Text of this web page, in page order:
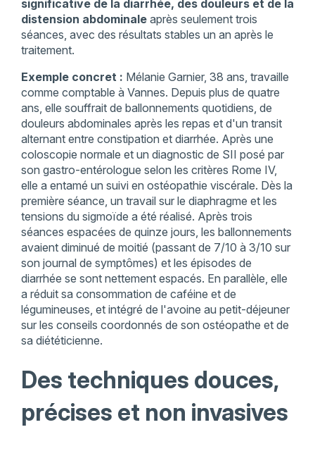
significative de la diarrhée, des douleurs et de la
distension abdominaleaprès seulement trois
séances, avec des résultats stables un an après le
traitement.
Exemple concret : Mélanie Garnier, 38 ans, travaille
comme comptable à Vannes. Depuis plus de quatre
ans, elle souffrait de ballonnements quotidiens, de
douleurs abdominales après les repas et d'un transit
alternant entre constipation et diarrhée. Après une
coloscopie normale et un diagnostic de SII posé par
son gastro-entérologue selon les critères Rome IV,
elle a entamé un suivi en ostéopathie viscérale. Dès la
première séance, un travail sur le diaphragme et les
tensions du sigmoïde a été réalisé. Après trois
séances espacées de quinze jours, les ballonnements
avaient diminué de moitié (passant de 7/10 à 3/10 sur
son journal de symptômes) et les épisodes de
diarrhée se sont nettement espacés. En parallèle, elle
a réduit sa consommation de caféine et de
légumineuses, et intégré de l'avoine au petit-déjeuner
sur les conseils coordonnés de son ostéopathe et de
sa diététicienne.
Des techniques douces,
précises et non invasives